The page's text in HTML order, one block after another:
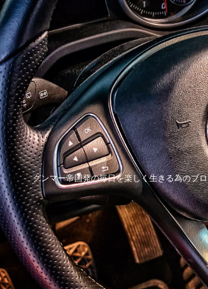
グンマー帝国発の毎日を楽しく生きる為のブ